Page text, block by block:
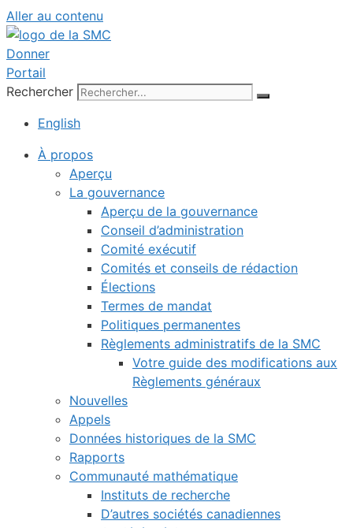
Aller au contenu
Donner
Portail
Rechercher
English
À propos
Aperçu
La gouvernance
Aperçu de la gouvernance
Conseil d’administration
Comité exécutif
Comités et conseils de rédaction
Élections
Termes de mandat
Politiques permanentes
Règlements administratifs de la SMC
Votre guide des modifications aux
Règlements généraux
Nouvelles
Appels
Données historiques de la SMC
Rapports
Communauté mathématique
Instituts de recherche
D’autres sociétés canadiennes